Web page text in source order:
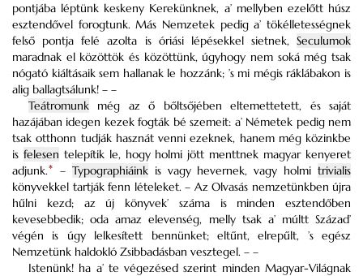
pontjába léptünk keskeny Kerekünknek, a’ mellyben ezelőtt húsz
esztendővel forogtunk. Más Nemzetek pedig a’ tökélletességnek
felső pontja felé azolta is óriási lépésekkel sietnek, Seculumok
maradnak el közöttök és közöttünk, úgyhogy nem soká még tsak
nógató kiáltásaik sem hallanak le hozzánk; ’s mi mégis ráklábakon is
alig ballagtsálunk! – –
Teátromunk még az ő bőltsőjében eltemettetett, és saját
hazájában idegen kezek fogták bé szemeit: a’ Németek pedig nem
tsak otthonn tudják hasznát venni ezeknek, hanem még közinkbe
is felesen telepítik le, hogy holmi jött menttnek magyar kenyeret
adjunk.* – Typographiáinkis vagy hevernek, vagy holmi trivialis
könyvekkel tartják fenn lételeket. – Az Olvasás nemzetünkben újra
hűlni kezd; az új könyvek’ száma is minden esztendőben
kevesebbedik; oda amaz elevenség, melly tsak a’ múltt Század’
végén is úgy lelkesített bennünket; eltűnt, elrepűlt, ’s egész
Nemzetünk haldokló Zsibbadásban vesztegel. – –
Istenünk! ha a’ te végezésed szerint minden Magyar-Világnak